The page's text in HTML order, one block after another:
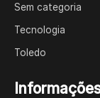
Sem categoria
Tecnologia
Toledo